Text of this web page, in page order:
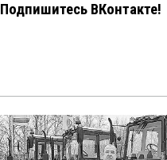
Подпишитесь ВКонтакте!